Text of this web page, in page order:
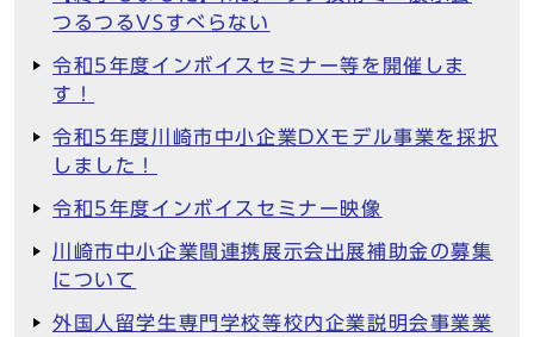
つるつるVSすべらない
令和5年度インボイスセミナー等を開催しま
す！
令和5年度川崎市中小企業DXモデル事業を採択
しました！
令和5年度インボイスセミナー映像
川崎市中小企業間連携展示会出展補助金の募集
について
外国人留学生専門学校等校内企業説明会事業業